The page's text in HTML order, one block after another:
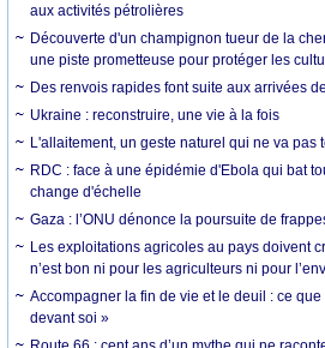
aux activités pétrolières
Découverte d'un champignon tueur de la
une piste prometteuse pour protéger les
Des renvois rapides font suite aux arrivées
Ukraine : reconstruire, une vie à la fois
L'allaitement, un geste naturel qui ne va pas
RDC : face à une épidémie d'Ebola qui bat
change d'échelle
Gaza : l’ONU dénonce la poursuite de
Les exploitations agricoles au pays doivent
n’est bon ni pour les agriculteurs ni pour
Accompagner la fin de vie et le deuil : ce
devant soi »